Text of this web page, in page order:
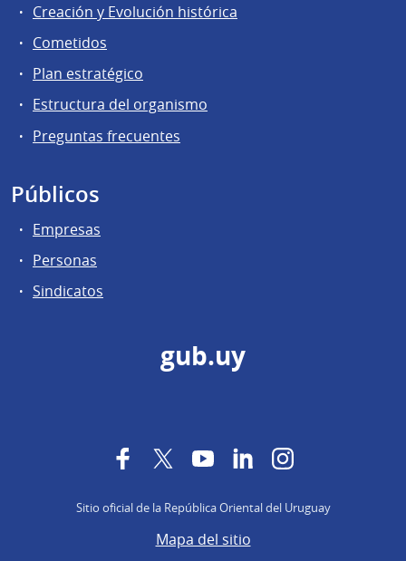
Creación y Evolución histórica
Cometidos
Plan estratégico
Estructura del organismo
Preguntas frecuentes
Públicos
Empresas
Personas
Sindicatos
gub.uy
FacebookTwitterYouTubeLinkedInInstagram
Sitio oficial de la República Oriental del Uruguay
Mapa del sitio